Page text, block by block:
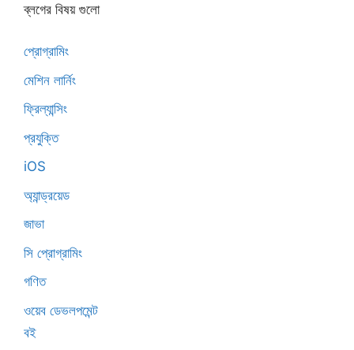
ব্লগের বিষয় গুলো
প্রোগ্রামিং
মেশিন লার্নিং
ফ্রিল্যান্সিং
প্রযুক্তি
iOS
অ্যান্ড্রয়েড
জাভা
সি প্রোগ্রামিং
গণিত
ওয়েব ডেভলপমেন্ট
বই